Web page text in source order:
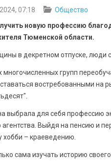
07:18
Общество
новую профессию
Тюменской области.
в декретном отпуске, люди
групп
востребованными на
выбрала для себя профессию
агентства. Выйдя на пенсию и
хобби – краеведению.
сама изучать историю